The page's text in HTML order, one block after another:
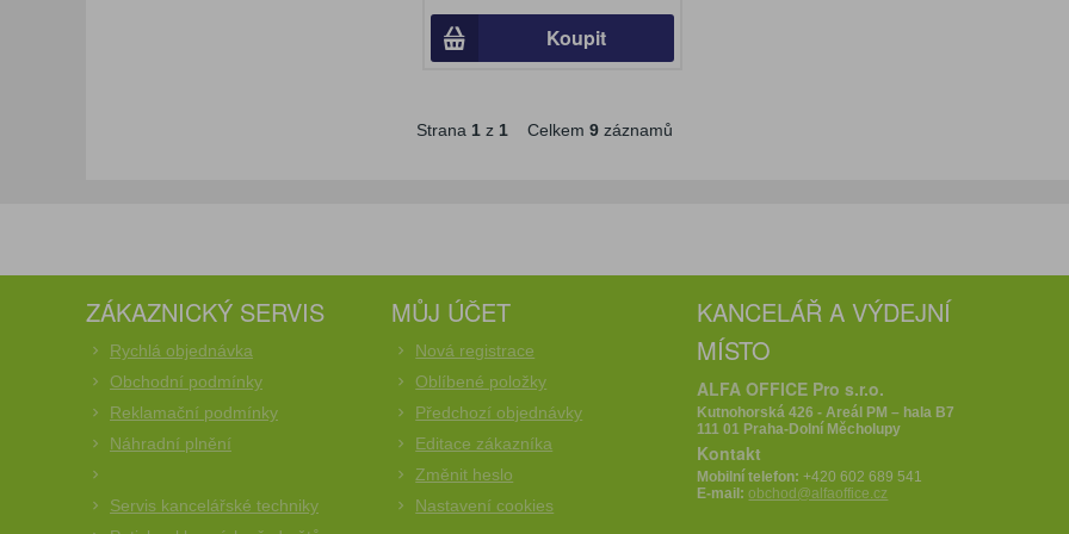
Koupit
Strana 1z 1Celkem 9záznamů
ZÁKAZNICKÝ SERVIS
Rychlá objednávka
Obchodní podmínky
Reklamační podmínky
Náhradní plnění
Servis kancelářské techniky
MŮJ ÚČET
Nová registrace
Oblíbené položky
Předchozí objednávky
Editace zákazníka
Změnit heslo
Nastavení cookies
KANCELÁŘ A VÝDEJNÍ
MÍSTO
ALFA OFFICE Pro s.r.o.
Kutnohorská 426 - Areál PM – hala B7
111 01 Praha-Dolní Měcholupy
Kontakt
Mobilní telefon:+420 602 689 541
E-mail:obchod@alfaoffice.cz